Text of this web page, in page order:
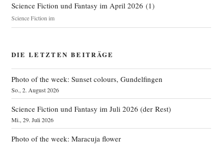
Science Fiction und Fantasy im April 2026 (1)
Science Fiction im
DIE LETZTEN BEITRÄGE
Photo of the week: Sunset colours, Gundelfingen
So., 2. August 2026
Science Fiction und Fantasy im Juli 2026 (der Rest)
Mi., 29. Juli 2026
Photo of the week: Maracuja flower